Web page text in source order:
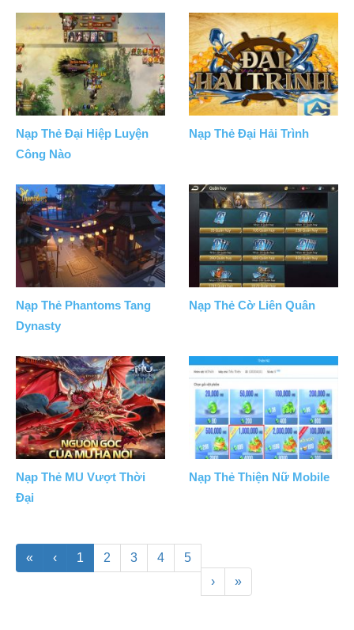
Nạp Thẻ Đại Hiệp Luyện
Công Nào
Nạp Thẻ Đại Hải Trình
Nạp Thẻ Phantoms Tang
Dynasty
Nạp Thẻ Cờ Liên Quân
Nạp Thẻ MU Vượt Thời
Đại
Nạp Thẻ Thiện Nữ Mobile
« ‹ 1 2 3 4
5
›
»